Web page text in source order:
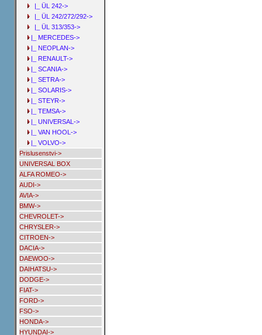
|_ ÜL 242->
|_ ÜL 242/272/292->
|_ ÜL 313/353->
|_ MERCEDES->
|_ NEOPLAN->
|_ RENAULT->
|_ SCANIA->
|_ SETRA->
|_ SOLARIS->
|_ STEYR->
|_ TEMSA->
|_ UNIVERSAL->
|_ VAN HOOL->
|_ VOLVO->
Prislusenstvi->
UNIVERSAL BOX
ALFA ROMEO->
AUDI->
AVIA->
BMW->
CHEVROLET->
CHRYSLER->
CITROEN->
DACIA->
DAEWOO->
DAIHATSU->
DODGE->
FIAT->
FORD->
FSO->
HONDA->
HYUNDAI->